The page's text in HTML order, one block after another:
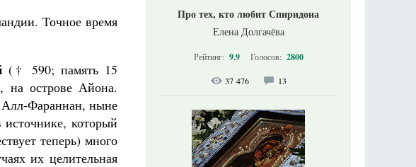
Точное время
(† 590; память 15
на острове Айона.
Алл-Фараннан, ныне
который
теперь) много
их целительная
Про тех, кто любит Спиридона
Елена Долгачёва
Рейтинг: 9.9 Голосов: 2800
37 476 13